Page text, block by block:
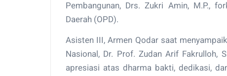
Pembangunan, Drs. Zukri Amin, M.P.,
Daerah (OPD).
Asisten III, Armen Qodar saat
Nasional, Dr. Prof. Zudan Arif Fakrulloh,
apresiasi atas dharma bakti, dedikasi,